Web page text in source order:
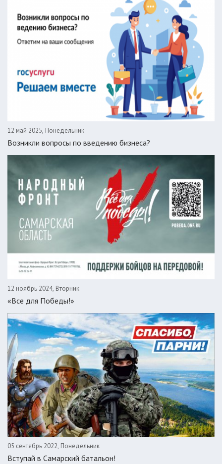
12 май 2025, Понедельник
Возникли вопросы по введению бизнеса?
12 ноябрь 2024, Вторник
«Все для Победы!»
05 сентябрь 2022, Понедельник
Вступай в Самарский батальон!